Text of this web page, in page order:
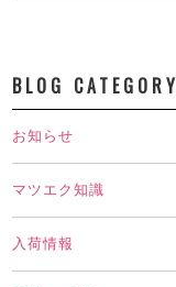
BLOG CATEGORY
お知らせ
マツエク知識
入荷情報